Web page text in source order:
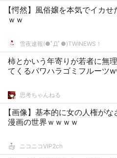
【愕然】風俗嬢を本気でイカ
ｗｗ
雪夜速報(●ﾟДﾟ●)TWINEWS！
柿とかいう年寄りが若者に無
てくるパワハラゴミフルーツ
思考ちゃんねる
【画像】基本的に女の人権がな
漫画の世界ｗｗｗｗ
ニコニコVIP2ch